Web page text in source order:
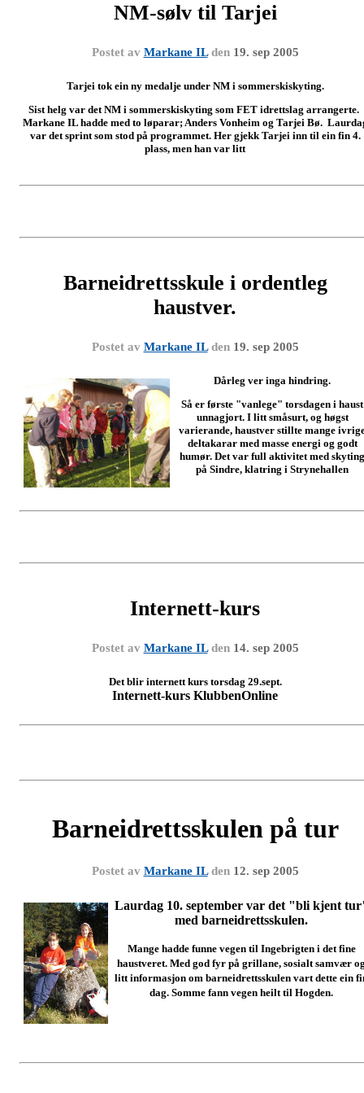
NM-sølv til Tarjei
Postet av Markane ILden 19. sep 2005
Tarjei tok ein ny medalje under NM i sommerskiskyting.
Sist helg var det NM i sommerskiskyting som FET idrettslag arrangerte.
Markane IL hadde med to løparar; Anders Vonheim og Tarjei Bø.
var det sprint som stod på programmet. Her gjekk Tarjei inn til ein fin 4.
plass, men han var litt
Barneidrettsskule i ordentleg
haustver.
Postet av Markane ILden 19. sep 2005
Dårleg ver inga hindring.
Så er første "vanlege" torsdagen i haust
unnagjort. I litt småsurt, og høgst
varierande, haustver stillte mange
deltakarar med masse energi og godt
humør. Det var full aktivitet med skyting
på Sindre, klatring i Strynehallen
Internett-kurs
Postet av Markane ILden 14. sep 2005
Det blir internett kurs torsdag 29.sept.
Internett-kurs KlubbenOnline
Barneidrettsskulen på tur
Postet av Markane ILden 12. sep 2005
Laurdag 10. september var det "bli kjent
med barneidrettsskulen.
Mange hadde funne vegen til Ingebrigten i det fine
haustveret. Med god fyr på grillane, sosialt samvær
litt informasjon om barneidrettsskulen vart dette ein
dag. Somme fann vegen heilt til Hogden.